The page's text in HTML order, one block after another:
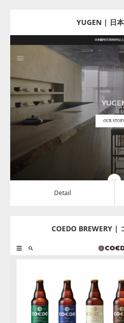
YUGEN | 日
その他
Detail Visit
Detail
COEDO BREWERY |
Update:
Category:その他